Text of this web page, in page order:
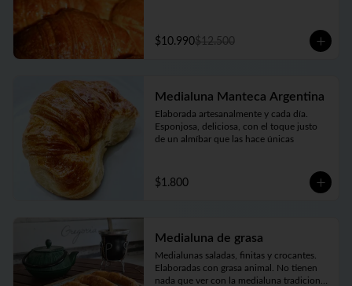
$10.990$12.500
Medialuna Manteca Argentina
Elaborada artesanalmente y cada día.
Esponjosa, deliciosa, con el toque justo
de un almíbar que las hace únicas
$1.800
Medialuna de grasa
Medialunas saladas, finitas y crocantes.
Elaboradas con grasa animal. No tienen
nada que ver con la medialuna tradicional